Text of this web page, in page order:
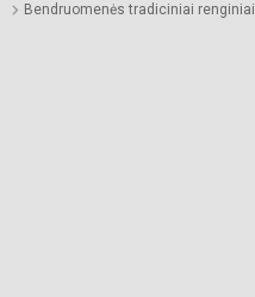
Bendruomenės tradiciniai renginiai